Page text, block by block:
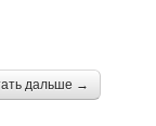
дальше →